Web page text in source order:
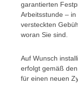
garantierten
Arbeitsstunde –
versteckten
woran Sie sind.
Auf Wunsch
erfolgt gemäß
für einen neuen